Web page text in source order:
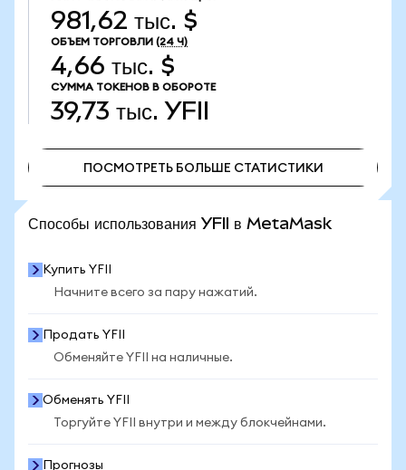
981,62 тыс. $
ОБЪЕМ ТОРГОВЛИ (24 Ч)
4,66 тыс. $
СУММА ТОКЕНОВ В ОБОРОТЕ
39,73 тыс. YFII
ПОСМОТРЕТЬ БОЛЬШЕ СТАТИСТИКИ
Способы использования YFII в MetaMask
Купить YFII
Начните всего за пару нажатий.
Продать YFII
Обменяйте YFII на наличные.
Обменять YFII
Торгуйте YFII внутри и между блокчейнами.
Прогнозы